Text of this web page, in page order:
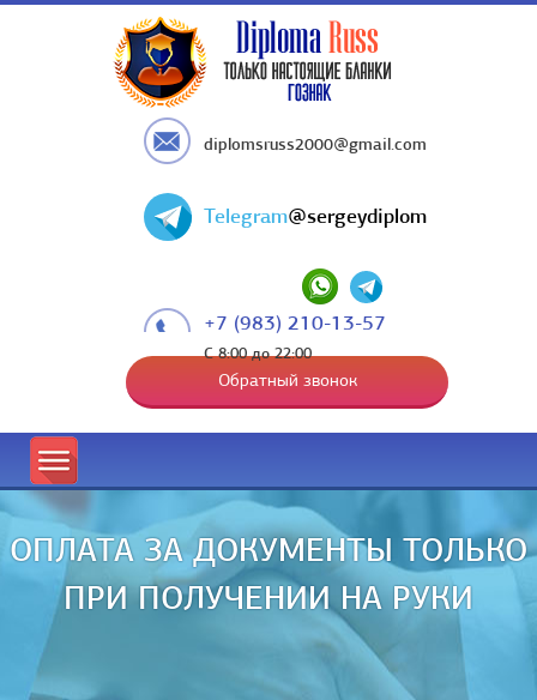
diplomsruss2000@gmail.com
Telegram@sergeydiplom
+7 (983) 210-13-57
С 8:00 до 22:00
Обратный звонок
ОПЛАТА ЗА ДОКУМЕНТЫ ТОЛЬКО
ПРИ ПОЛУЧЕНИИ НА РУКИ